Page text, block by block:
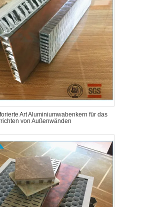
Art Aluminiumwabenkern für das
von Außenwänden